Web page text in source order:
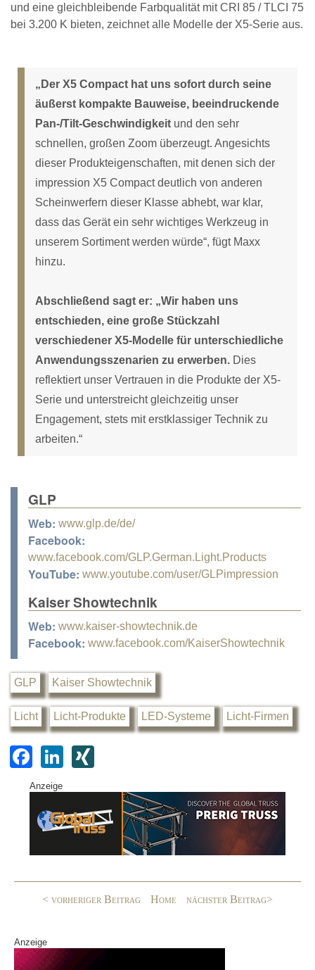
und eine gleichbleibende Farbqualität mit CRI 85 / TLCI 75
bei 3.200 K bieten, zeichnet alle Modelle der X5-Serie aus.
„Der X5 Compact hat uns sofort durch seine
äußerst kompakte Bauweise, beeindruckende
Pan-/Tilt-Geschwindigkeit und den sehr
schnellen, großen Zoom überzeugt. Angesichts
dieser Produkteigenschaften, mit denen sich der
impression X5 Compact deutlich von anderen
Scheinwerfern dieser Klasse abhebt, war klar,
dass das Gerät ein sehr wichtiges Werkzeug in
unserem Sortiment werden würde“, fügt Maxx
hinzu.
Abschließend sagt er: „Wir haben uns
entschieden, eine große Stückzahl
verschiedener X5-Modelle für unterschiedliche
Anwendungsszenarien zu erwerben. Dies
reflektiert unser Vertrauen in die Produkte der X5-
Serie und unterstreicht gleichzeitig unser
Engagement, stets mit erstklassiger Technik zu
arbeiten.“
GLP
Web: www.glp.de/de/
Facebook:
www.facebook.com/GLP.German.Light.Products
YouTube: www.youtube.com/user/GLPimpression
Kaiser Showtechnik
Web: www.kaiser-showtechnik.de
Facebook: www.facebook.com/KaiserShowtechnik
GLP Kaiser Showtechnik
Licht Licht-Produkte LED-Systeme Licht-Firmen
F
a
c
e
o
Li
k
e
G
Anzeige
< vorheriger Beitrag Home nächster Beitrag>
Anzeige